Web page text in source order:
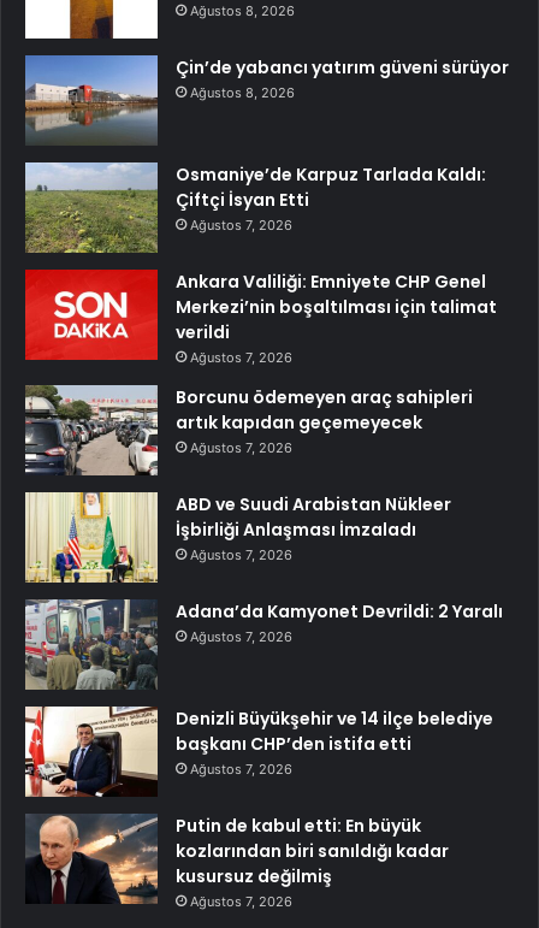
Ağustos 8, 2026
Çin’de yabancı yatırım güveni sürüyor
Ağustos 8, 2026
Osmaniye’de Karpuz Tarlada Kaldı:
Çiftçi İsyan Etti
Ağustos 7, 2026
Ankara Valiliği: Emniyete CHP Genel
Merkezi’nin boşaltılması için talimat
verildi
Ağustos 7, 2026
Borcunu ödemeyen araç sahipleri
artık kapıdan geçemeyecek
Ağustos 7, 2026
ABD ve Suudi Arabistan Nükleer
İşbirliği Anlaşması İmzaladı
Ağustos 7, 2026
Adana’da Kamyonet Devrildi: 2 Yaralı
Ağustos 7, 2026
Denizli Büyükşehir ve 14 ilçe belediye
başkanı CHP’den istifa etti
Ağustos 7, 2026
Putin de kabul etti: En büyük
kozlarından biri sanıldığı kadar
kusursuz değilmiş
Ağustos 7, 2026